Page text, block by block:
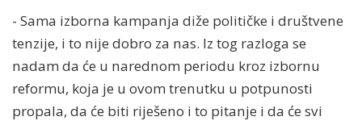
- Sama izborna kampanja diže političke i društvene
tenzije, i to nije dobro za nas. Iz tog razloga se
nadam da će u narednom periodu kroz izbornu
reformu, koja je u ovom trenutku u potpunosti
propala, da će biti riješeno i to pitanje i da će svi